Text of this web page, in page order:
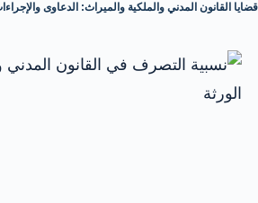
قضايا القانون المدني والملكية والميراث: الدعاوى